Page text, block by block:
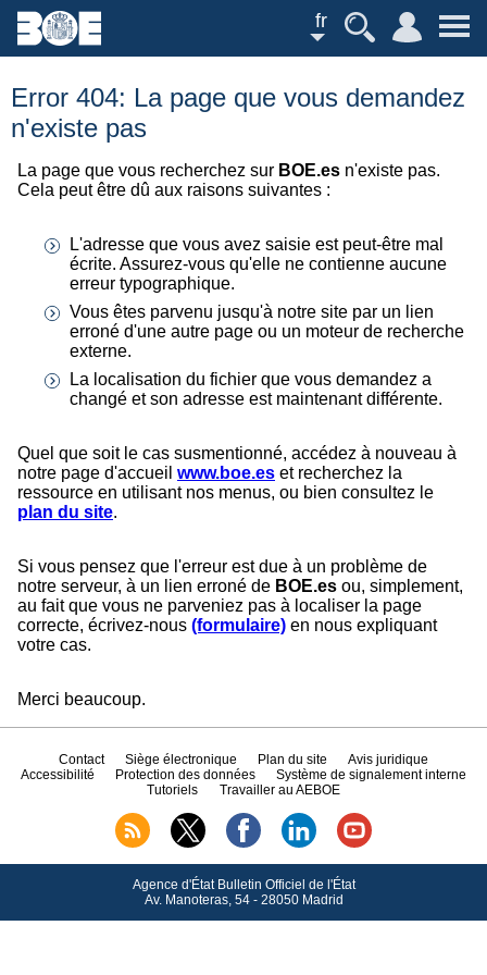
fr
Error 404: La page que vous demandez
n'existe pas
La page que vous recherchez sur BOE.es n'existe pas.
Cela peut être dû aux raisons suivantes :
L'adresse que vous avez saisie est peut-être mal
écrite. Assurez-vous qu'elle ne contienne aucune
erreur typographique.
Vous êtes parvenu jusqu'à notre site par un lien
erroné d'une autre page ou un moteur de recherche
externe.
La localisation du fichier que vous demandez a
changé et son adresse est maintenant différente.
Quel que soit le cas susmentionné, accédez à nouveau à
notre page d'accueil www.boe.es et recherchez la
ressource en utilisant nos menus, ou bien consultez le
plan du site.
Si vous pensez que l'erreur est due à un problème de
notre serveur, à un lien erroné de BOE.es ou, simplement,
au fait que vous ne parveniez pas à localiser la page
correcte, écrivez-nous (formulaire) en nous expliquant
votre cas.
Merci beaucoup.
Contact Siège électronique Plan du site
Avis juridique
Accessibilité
Protection des données
Système de signalement interne
Tutoriels
Travailler au AEBOE
Agence d'État Bulletin Officiel de l'État
Av.Manoteras, 54 - 28050 Madrid